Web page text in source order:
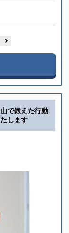
で鍛えた行動
します